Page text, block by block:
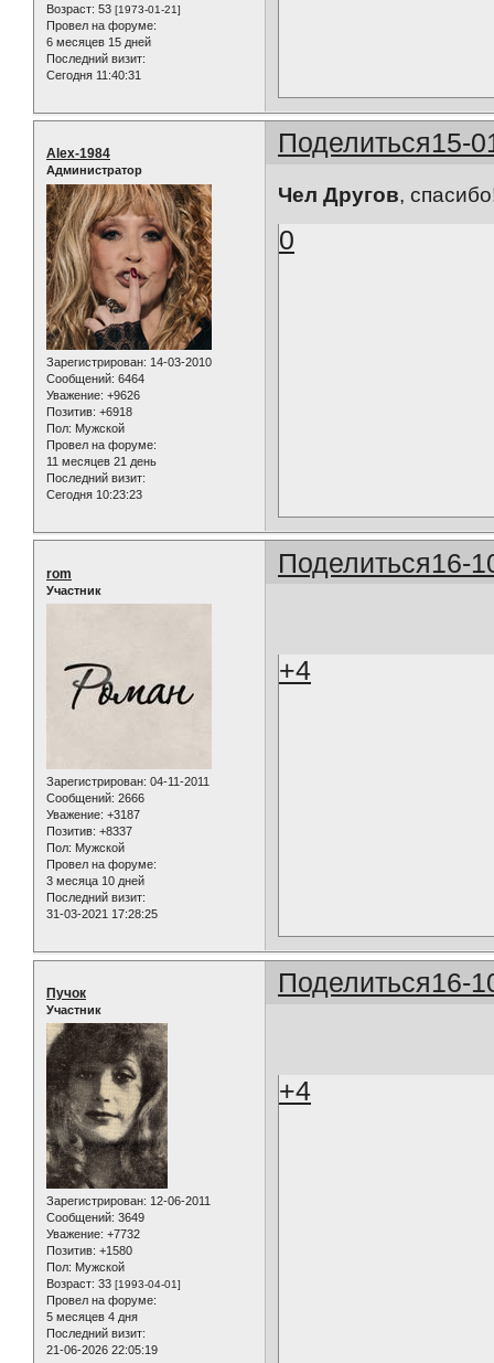
Возраст: 53 [1973-01-21]
Провел на форуме:
6 месяцев 15 дней
Последний визит:
Сегодня 11:40:31
Поделиться15-
Alex-1984
Администратор
Зарегистрирован: 14-03-2010
Сообщений: 6464
Уважение: +9626
Позитив: +6918
Пол: Мужской
Провел на форуме:
11 месяцев 21 день
Последний визит:
Сегодня 10:23:23
Чел Другов,
0
Поделиться16-
rom
Участник
Зарегистрирован: 04-11-2011
Сообщений: 2666
Уважение: +3187
Позитив: +8337
Пол: Мужской
Провел на форуме:
3 месяца 10 дней
Последний визит:
31-03-2021 17:28:25
+4
Поделиться16-
Пучок
Участник
Зарегистрирован: 12-06-2011
Сообщений: 3649
Уважение: +7732
Позитив: +1580
Пол: Мужской
Возраст: 33 [1993-04-01]
Провел на форуме:
5 месяцев 4 дня
Последний визит:
21-06-2026 22:05:19
+4